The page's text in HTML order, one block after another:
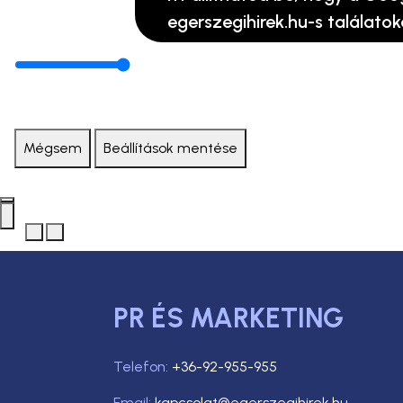
egerszegihirek.hu-s
Mégsem Beállítások mentése
PR ÉS MARKETING
Telefon: +36-92-955-955